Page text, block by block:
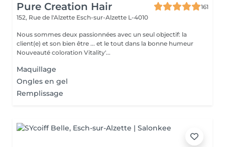
Pure Creation Hair
161
152, Rue de l'Alzette Esch-sur-Alzette L-4010
Nous sommes deux passionnées avec un seul objectif: la
client(e) et son bien être ... et le tout dans la bonne humeur
Nouveauté coloration Vitality'...
Maquillage
Ongles en gel
Remplissage